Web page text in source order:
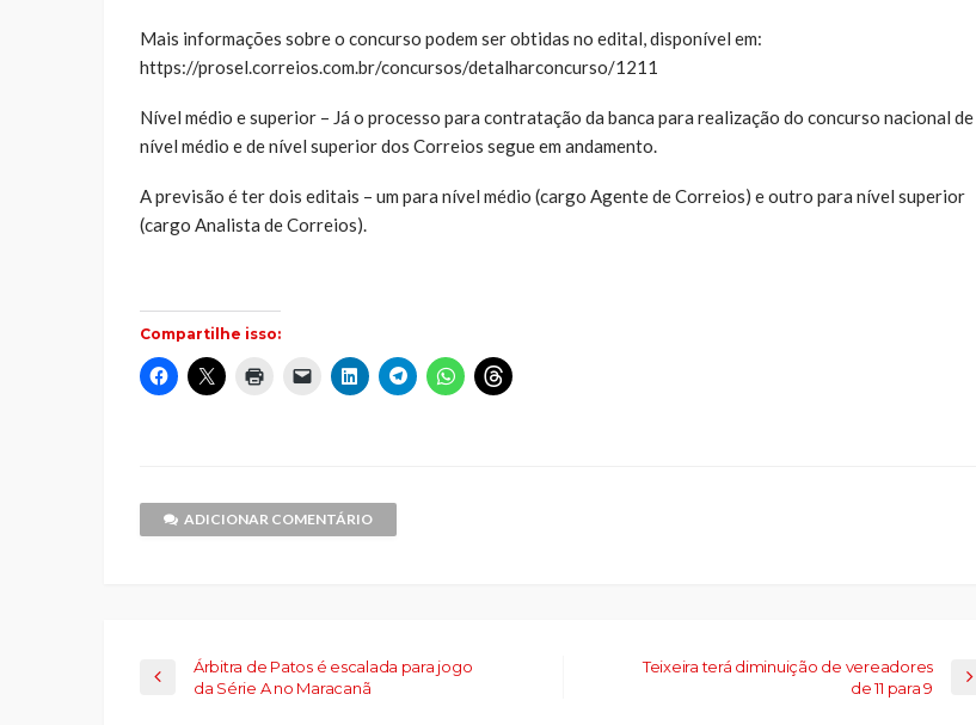
Mais informações sobre o concurso podem ser obtidas no edital, disponível em:
https://prosel.correios.com.br/concursos/detalharconcurso/1211
Nível médio e superior – Já o processo para contratação da banca para realização do concurso nacional de
nível médio e de nível superior dos Correios segue em andamento.
A previsão é ter dois editais – um para nível médio (cargo Agente de Correios) e outro para nível superior
(cargo Analista de Correios).
Compartilhe isso:
Clique
para
Clique
para
Clique
para
Clique
para
um
amigo(abre
em
Clique
para
Clique
para
Clique
para
Clique
para
ADICIONAR COMENTÁRIO
Árbitra de Patos é escalada para jogo
da Série A no Maracanã
Teixeira terá diminuição de vereadores
de 11 para 9